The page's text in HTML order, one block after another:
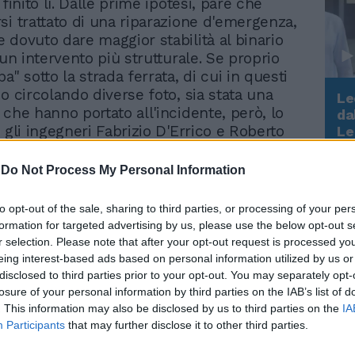
Do Not Process My Personal Information
opt-out of the sale, sharing to third parties, or processing of your
for targeted advertising by us, please use the below opt-out
selection. Please note that after your opt-out request is processed
interest-based ads based on personal information utilized by us
to third parties prior to your opt-out. You may separately
of your personal information by third parties on the IAB’s list of
This information may also be disclosed by us to third parties on the
Participants that may further disclose it to other third parties.
lì. Dalle prime ipotesi, pare che
trattato di una riparazione d'emergenza,
dovuto dare maggior stabilità al binario
intervento più strutturale. Se proprio
sotto la strada ferrata, di cui in questi
circolando diverse foto, sia stata una
hanno portato all'incidente, però, lo
ingegneri Fabrizio D'Errico e Roberto
relazione non sarà sul tavolo dal
Leonardo Lesti difficilmente arriveranno
Da due giorni i consulenti sono al
alla polizia scientifica e alla Polfer,
si sia staccato un pezzo di 23
rotaie, da cui mancano anche due
di cemento, proprio in
del giunto che è "saltato", è usurata.
anche i carrelli del convoglio
Rudy Giuliani a Come States?
Trump, Meloni e la strategia